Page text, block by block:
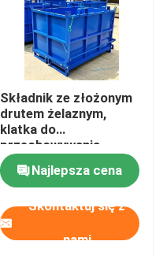
Składnik ze złożonym
drutem żelaznym,
klatka do
przechowywania
materiałów
Najlepsza cena
Skontaktuj się z
nami